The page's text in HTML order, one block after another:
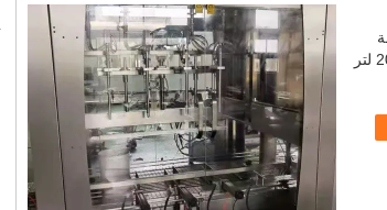
ملء الزيت الصالح للأكل 20 لتر